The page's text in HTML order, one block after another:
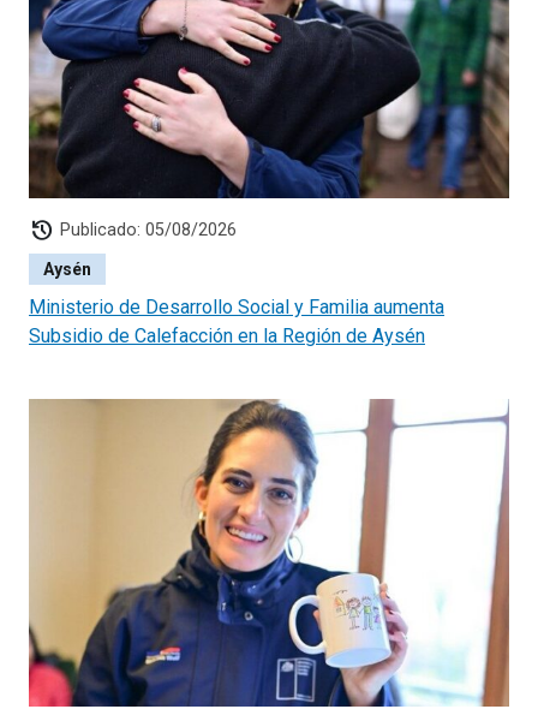
history Publicado: 05/08/2026
Aysén
Ministerio de Desarrollo Social y Familia aumenta
Subsidio de Calefacción en la Región de Aysén